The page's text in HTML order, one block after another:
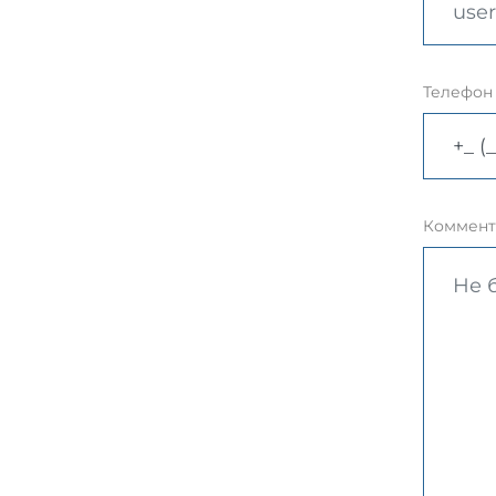
Телефон